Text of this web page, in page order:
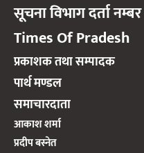
सूचना विभाग दर्ता
Times Of Pradesh
प्रकाशक तथा सम्पादक
पार्थ मण्डल
समाचारदाता
आकाश शर्मा
प्रदीप बस्नेत